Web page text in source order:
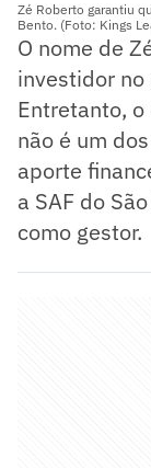
Zé Roberto garantiu
Bento. (Foto: Kings
O nome de
investidor
Entretanto,
não é um
aporte
a SAF do
como gestor.